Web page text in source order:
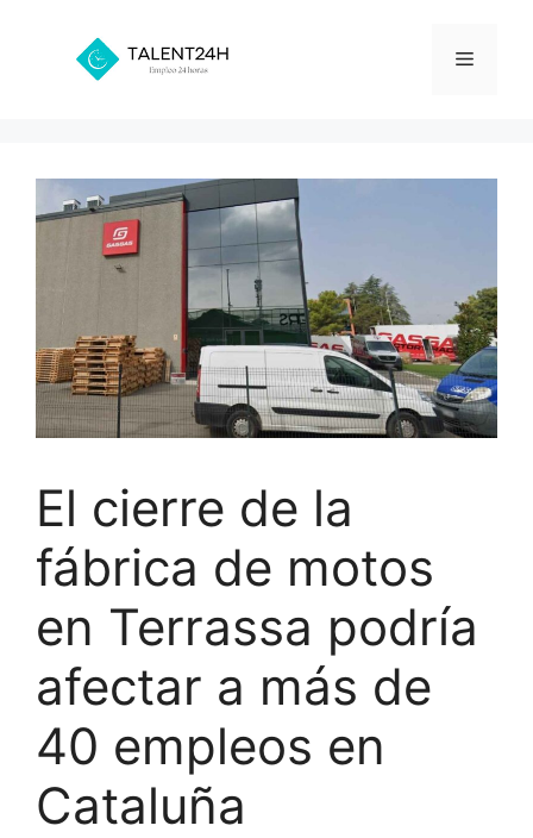
contenido
Menú
El cierre de la
fábrica de motos
en Terrassa podría
afectar a más de
40 empleos en
Cataluña